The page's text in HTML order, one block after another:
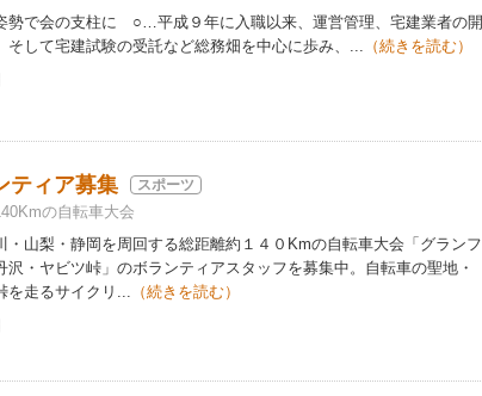
勢で会の支柱に ○…平成９年に入職以来、運営管理、宅建業者の開
そして宅建試験の受託など総務畑を中心に歩み、... （続きを読む）
ティア募集 スポーツ
の自転車大会
山梨・静岡を周回する総距離約１４０Kmの自転車大会「グランフ
沢・ヤビツ峠」のボランティアスタッフを募集中。自転車の聖地・
を走るサイクリ... （続きを読む）